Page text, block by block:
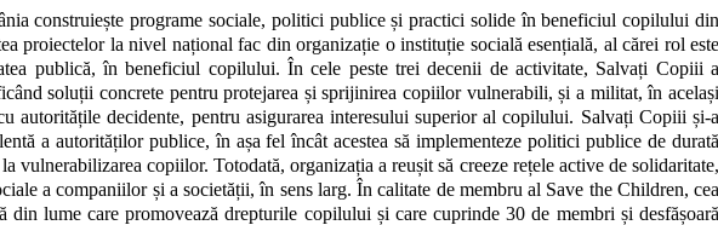
construiește programe sociale, politici publice și practici solide în beneficiul copilului din
proiectelor la nivel național fac din organizație o instituție socială esențială, al cărei rol este
publică, în beneficiul copilului. În cele peste trei decenii de activitate, Salvați Copiii a
soluții concrete pentru protejarea și sprijinirea copiilor vulnerabili, și a militat, în același
autoritățile decidente, pentru asigurarea interesului superior al copilului. Salvați Copiii și-a
a autorităților publice, în așa fel încât acestea să implementeze politici publice de durată
vulnerabilizarea copiilor. Totodată, organizația a reușit să creeze rețele active de solidaritate,
a companiilor și a societății, în sens larg. În calitate de membru al Save the Children, cea
din lume care promovează drepturile copilului și care cuprinde 30 de membri și desfășoară